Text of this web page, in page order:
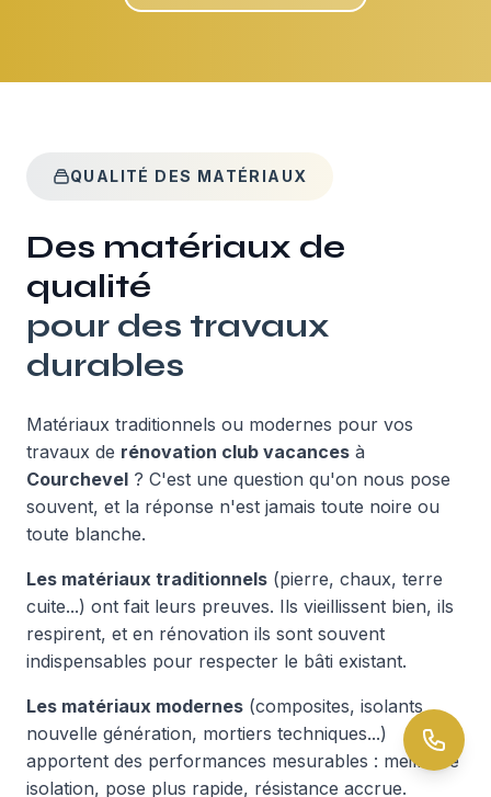
QUALITÉ DES MATÉRIAUX
Des matériaux de
qualité
pour des travaux
durables
Matériaux traditionnels ou modernes pour vos
travaux de rénovation club vacances à
Courchevel ? C'est une question qu'on nous pose
souvent, et la réponse n'est jamais toute noire ou
toute blanche.
Les matériaux traditionnels (pierre, chaux, terre
cuite...) ont fait leurs preuves. Ils vieillissent bien, ils
respirent, et en rénovation ils sont souvent
indispensables pour respecter le bâti existant.
Les matériaux modernes (composites, isolants
nouvelle génération, mortiers techniques...)
apportent des performances mesurables : meilleure
isolation, pose plus rapide, résistance accrue.